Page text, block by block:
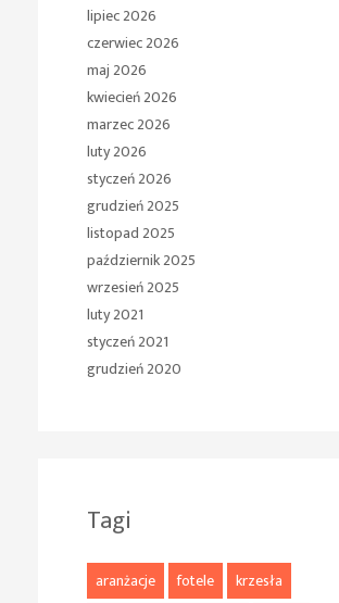
lipiec 2026
czerwiec 2026
maj 2026
kwiecień 2026
marzec 2026
luty 2026
styczeń 2026
grudzień 2025
listopad 2025
październik 2025
wrzesień 2025
luty 2021
styczeń 2021
grudzień 2020
Tagi
aranżacje fotele
krzesła